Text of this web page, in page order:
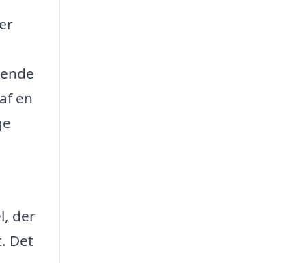
en
der
Det